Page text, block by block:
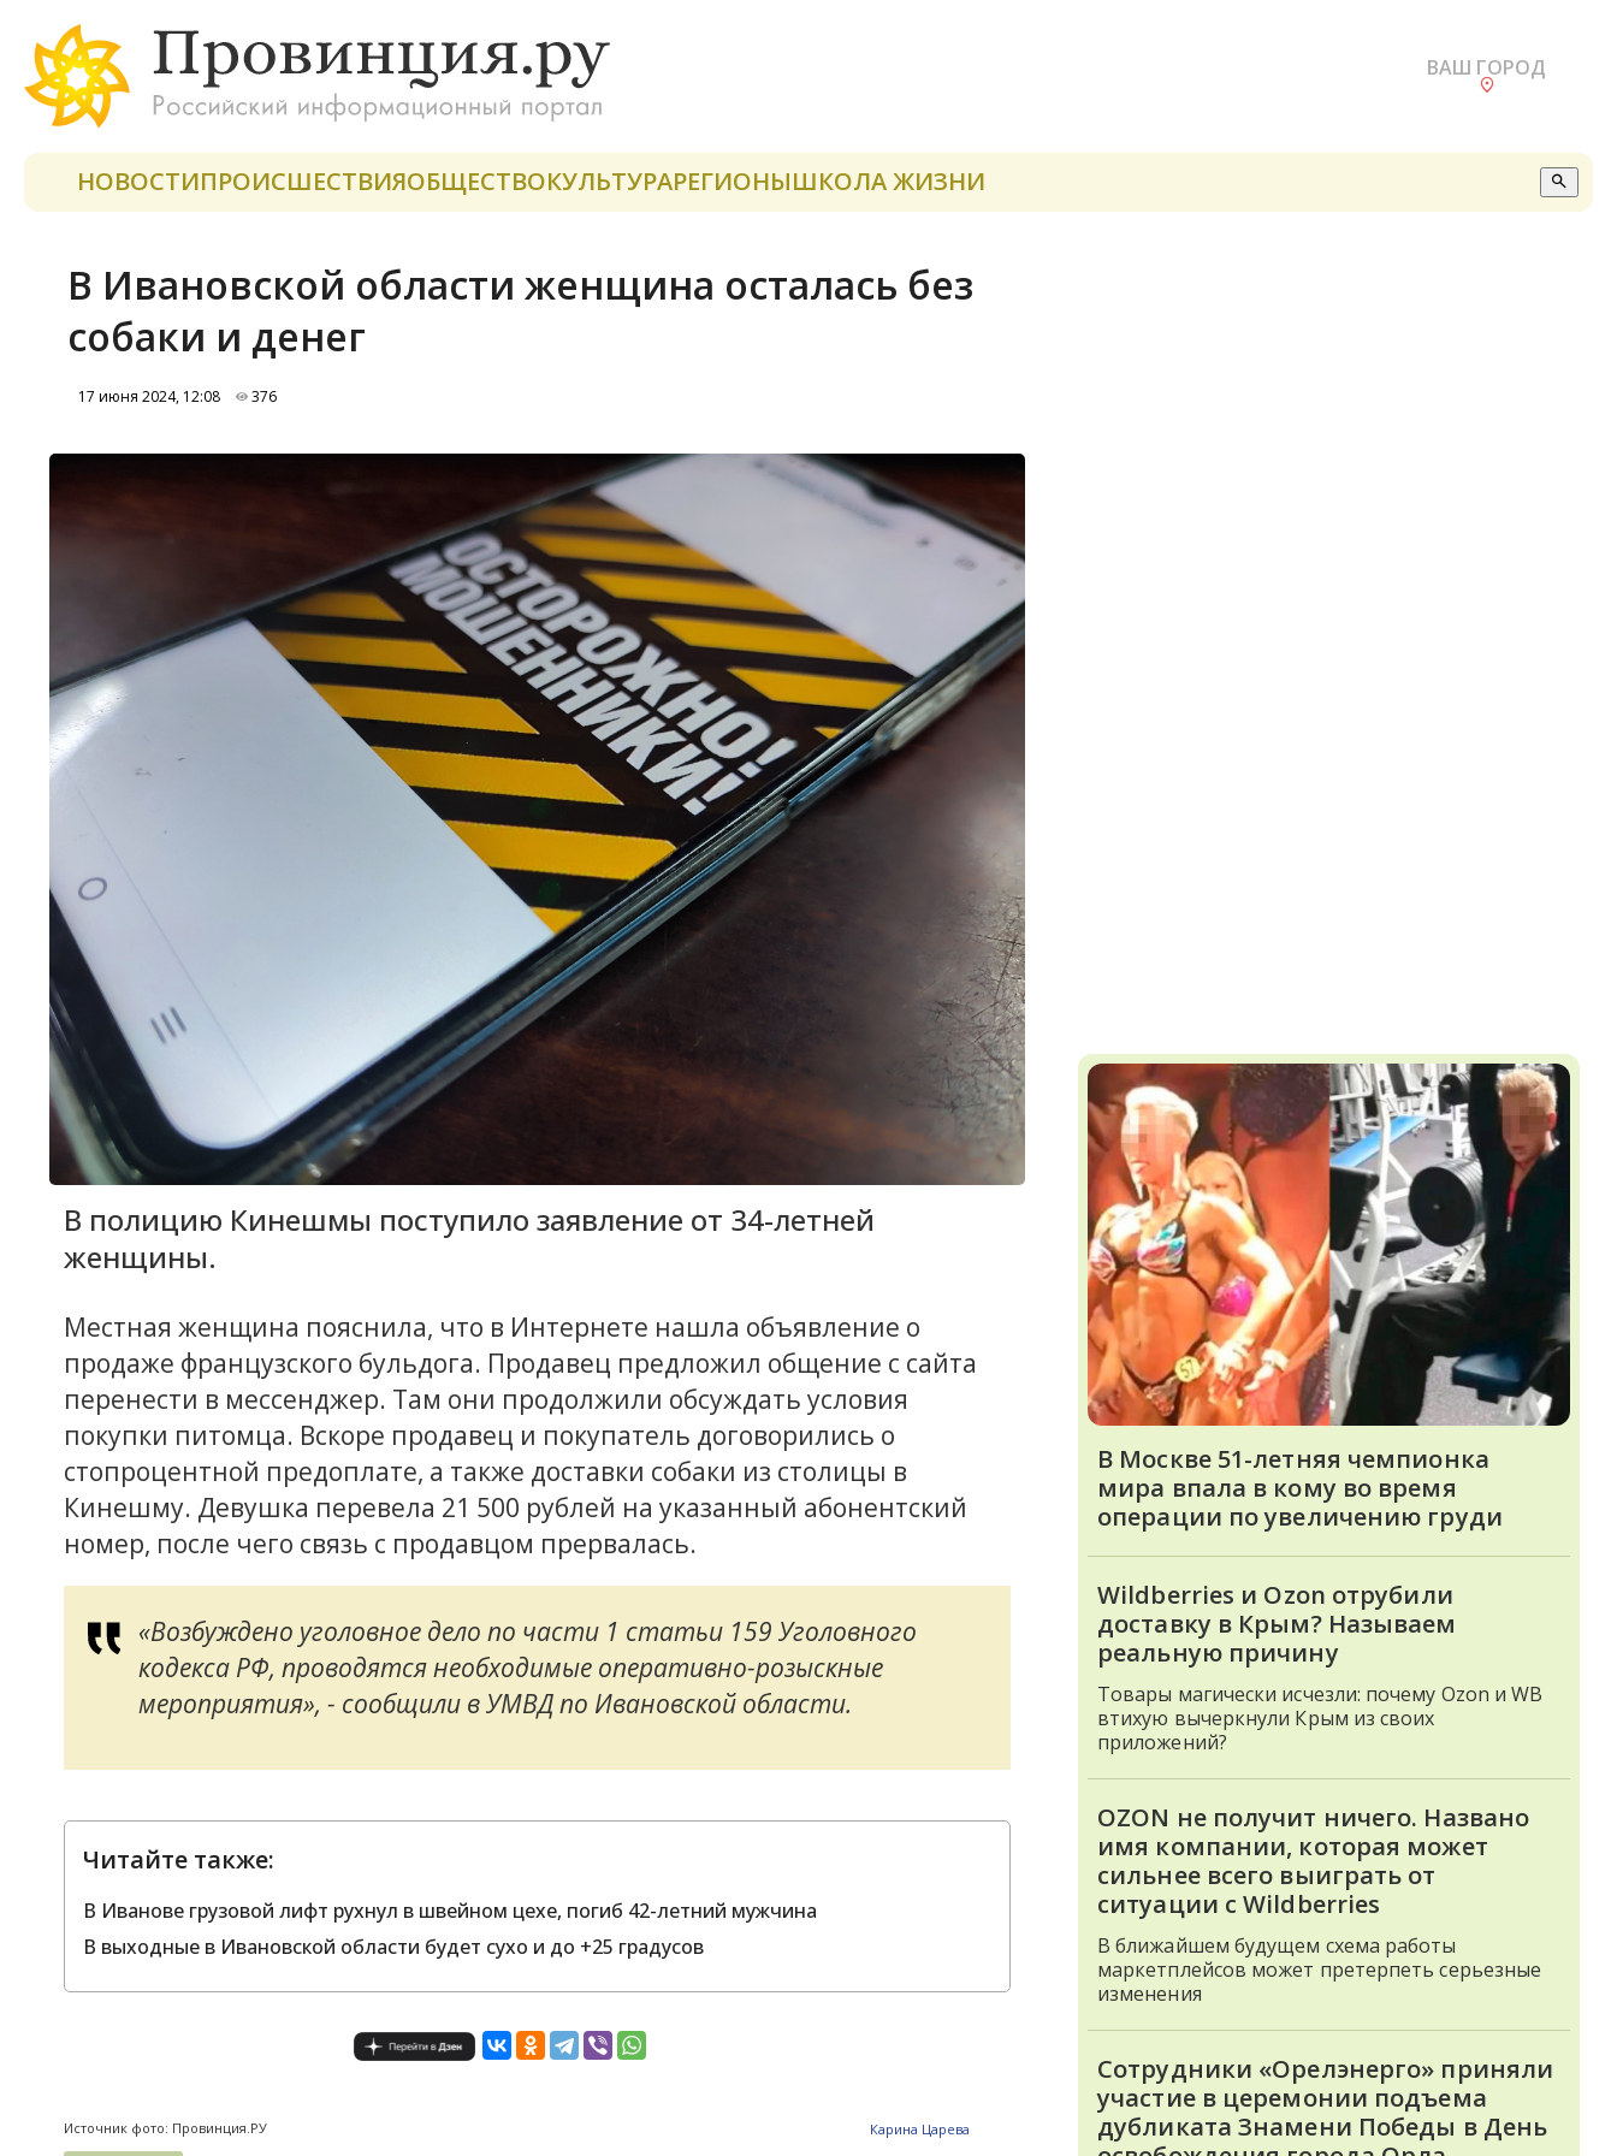
ВАШ ГОРОД
НОВОСТИПРОИСШЕСТВИЯОБЩЕСТВОКУЛЬТУРАРЕГИОНЫШКОЛА ЖИЗНИ
В Ивановской области женщина осталась без
собаки и денег
17 июня 2024, 12:08 376
В полицию Кинешмы поступило заявление от 34-летней
женщины.
Местная женщина пояснила, что в Интернете нашла объявление о
продаже французского бульдога. Продавец предложил общение с сайта
перенести в мессенджер. Там они продолжили обсуждать условия
покупки питомца. Вскоре продавец и покупатель договорились о
стопроцентной предоплате, а также доставки собаки из столицы в
Кинешму. Девушка перевела 21 500 рублей на указанный абонентский
номер, после чего связь с продавцом прервалась.
«Возбуждено уголовное дело по части 1 статьи 159 Уголовного
кодекса РФ, проводятся необходимые оперативно-розыскные
мероприятия», - сообщили в УМВД по Ивановской области.
Читайте также:
В Иванове грузовой лифт рухнул в швейном цехе, погиб 42-летний мужчина
В выходные в Ивановской области будет сухо и до +25 градусов
Источник фото: Провинция.РУ Карина Царева
В Москве 51-летняя чемпионка
мира впала в кому во время
операции по увеличению груди
Wildberries и Ozon отрубили
доставку в Крым? Называем
реальную причину
Товары магически исчезли: почему Ozon и WB
втихую вычеркнули Крым из своих
приложений?
OZON не получит ничего. Названо
имя компании, которая может
сильнее всего выиграть от
ситуации с Wildberries
В ближайшем будущем схема работы
маркетплейсов может претерпеть серьезные
изменения
Сотрудники «Орелэнерго» приняли
участие в церемонии подъема
дубликата Знамени Победы в День